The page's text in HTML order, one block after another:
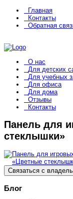
Главная
Контакты
Обратная
О нас
Для детских
Для учебных
Для офиса
Для дома
Отзывы
Контакты
Панель для
стеклышки»
Связаться с
Блог